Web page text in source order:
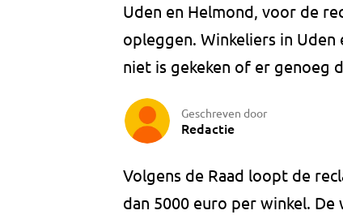
Uden en Helmond, voor de
opleggen. Winkeliers in
niet is gekeken of er genoeg
Geschreven door
Redactie
Volgens de Raad loopt de
dan 5000 euro per winkel.